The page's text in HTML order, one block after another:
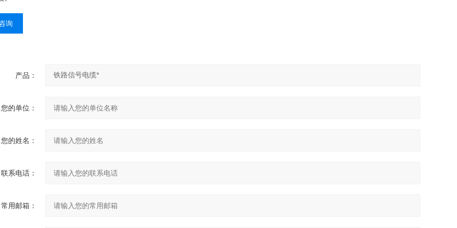
询
产品：
您的单位：
您的姓名：
联系电话：
常用邮箱：